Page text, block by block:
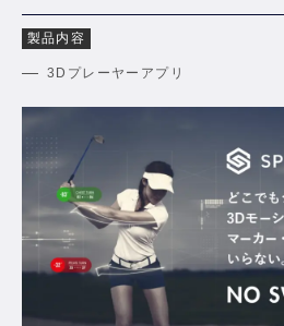
コンテ
製品内容
3Dプレーヤーアプリ